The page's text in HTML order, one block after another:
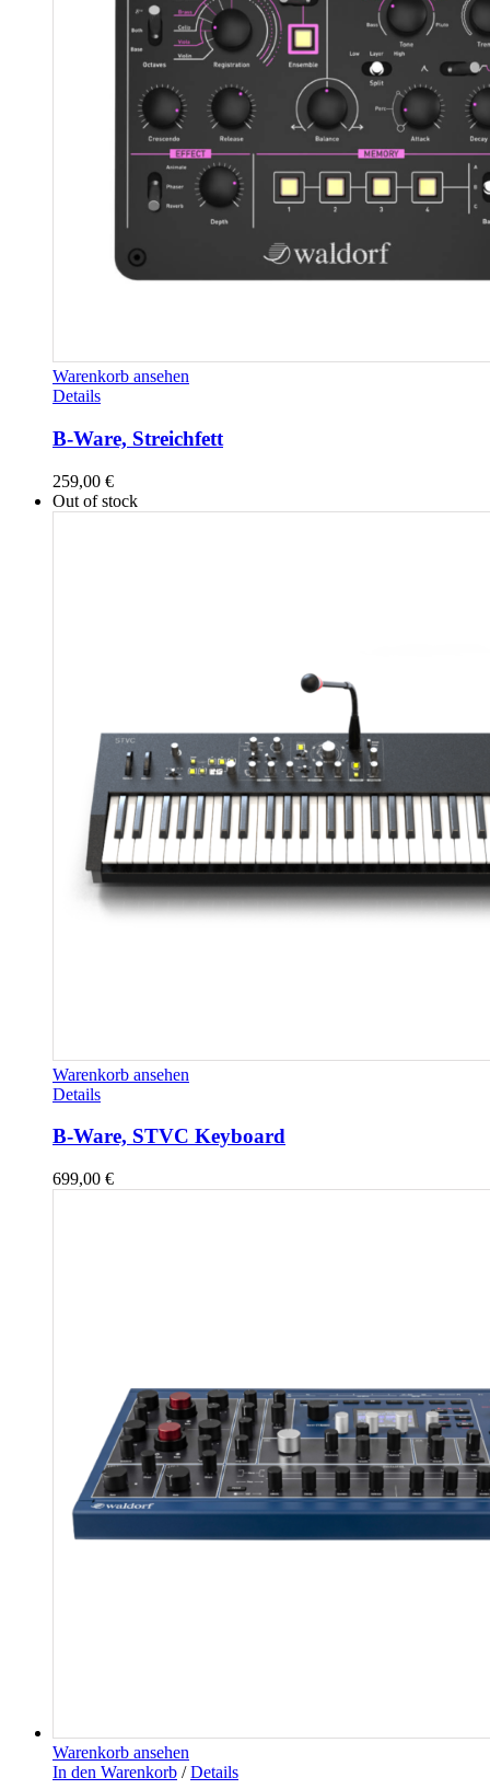
Warenkorb ansehen
Details
B-Ware, Streichfett
259,00 €
Out of stock
Warenkorb ansehen
Details
B-Ware, STVC Keyboard
699,00 €
Warenkorb ansehen
In den Warenkorb / Details